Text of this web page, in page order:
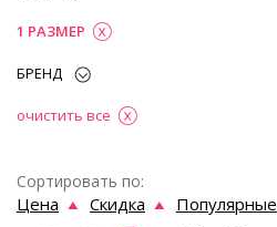
1 РАЗМЕР
БРЕНД
очистить все
Сортировать по:
Цена Скидка Популярные